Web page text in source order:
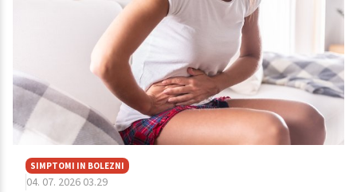
SIMPTOMI IN BOLEZNI
04. 07. 2026 03.29